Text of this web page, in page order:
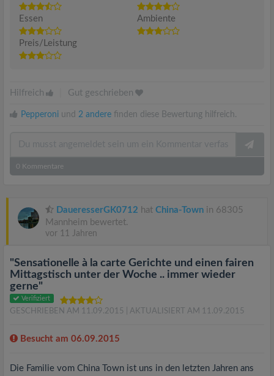
Essen Ambiente
Preis/Leistung
Hilfreich Gut geschrieben
Pepperoni und 2 andere finden diese Bewertung hilfreich.
0 Kommentare
DaueresserGK0712 hat China-Town in 68305
Mannheim bewertet.
vor 11 Jahren
"Sensationelle à la carte Gerichte und einen fairen
Mittagstisch unter der Woche .. immer wieder
gerne"
Verifiziert
GESCHRIEBEN AM 11.09.2015 | AKTUALISIERT AM 11.09.2015
Besucht am 06.09.2015
Die Familie vom China Town ist uns in den letzten Jahren ans